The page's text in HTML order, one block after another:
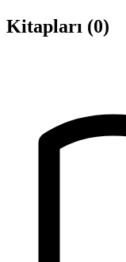
Kitapları (0)